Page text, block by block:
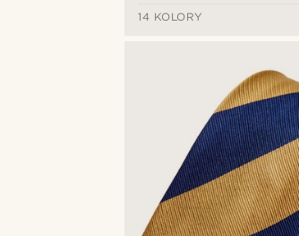
14 KOLORY